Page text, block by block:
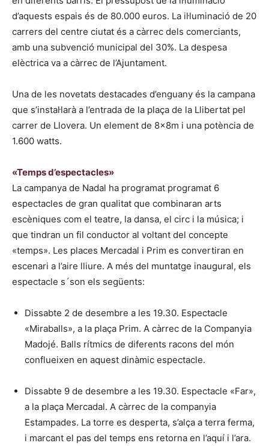
d’aquests espais és de 80.000 euros. La il·luminació de 20
carrers del centre ciutat és a càrrec dels comerciants,
amb una subvenció municipal del 30%. La despesa
elèctrica va a càrrec de l’Ajuntament.
Una de les novetats destacades d’enguany és la campana
que s’instal·larà a l’entrada de la plaça de la Llibertat pel
carrer de Llovera. Un element de 8x8m i una potència de
1.600 watts.
«Temps d’espectacles»
La campanya de Nadal ha programat programat 6
espectacles de gran qualitat que combinaran arts
escèniques com el teatre, la dansa, el circ i la música; i
que tindran un fil conductor al voltant del concepte
«temps». Les places Mercadal i Prim es convertiran en
escenari a l’aire lliure. A més del muntatge inaugural, els
espectacle s´son els següents:
Dissabte 2 de desembre a les 19.30. Espectacle
«Miraballs», a la plaça Prim. A càrrec de la Companyia
Madojé. Balls rítmics de diferents racons del món
conflueixen en aquest dinàmic espectacle.
Dissabte 9 de desembre a les 19.30. Espectacle «Far»,
a la plaça Mercadal. A càrrec de la companyia
Estampades. La torre es desperta, s’alça a terra ferma,
i marcant el pas del temps ens retorna en l’aquí i l’ara.